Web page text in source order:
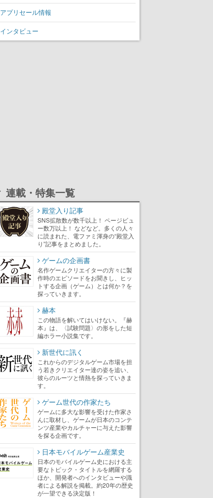
れる予定
アプリセール情報
インタビュー
連載・特集一覧
殿堂入り記事
SNS拡散数が数千以上！ ページビュ
ー数万以上！ などなど。多くの人々
に読まれた、電ファミ渾身の“殿堂入
り”記事をまとめました。
ゲームの企画書
名作ゲームクリエイターの方々に製
作時のエピソードをお聞きし、ヒッ
トする企画（ゲーム）とは何か？を
探っていきます。
赫本
この物語を解いてはいけない。『赫
本』は、〈試験問題〉の形をした短
編ホラー小説集です。
新世代に訊く
これからのデジタルゲーム市場を担
う若きクリエイター達の姿を追い、
彼らのルーツと情熱を探っていきま
す。
ゲーム世代の作家たち
ゲームに多大な影響を受けた作家さ
んに取材し、ゲームが日本のコンテ
ンツ産業やカルチャーに与えた影響
を探る企画です。
日本モバイルゲーム産業史
日本のモバイルゲーム史における主
要なトピック・タイトルを網羅する
ほか、開発者へのインタビューや識
者による解説を掲載。約20年の歴史
が一望できる決定版！